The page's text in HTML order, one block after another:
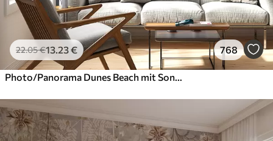
22.05€13 .23€ 768